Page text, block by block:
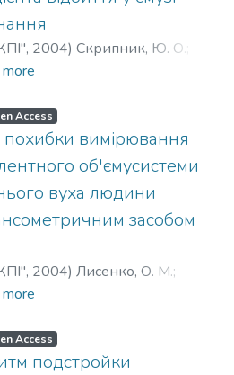
Г. П.
, 2004) Скрипник, Ю. О.
К. Л.
V. A.;Yanenko, A. F.
К. Л.;Иващенко, В. А.
Ф.
Access
похибки вимірювання
об'ємусистеми
вуха людини
засобом
, 2004) Лисенко, О. М.;
M.
Access
подстройки